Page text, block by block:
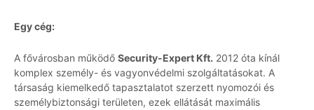
Egy cég:
A fővárosban működő Security-Expert Kft. 2012 óta kínál
komplex személy- és vagyonvédelmi szolgáltatásokat. A
társaság kiemelkedő tapasztalatot szerzett nyomozói és
személybiztonsági területen, ezek ellátását maximális